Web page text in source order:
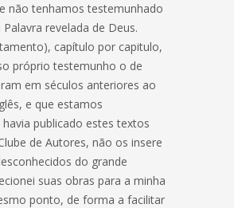
não tenhamos testemunhado
revelada de Deus.
capítulo por capitulo,
próprio testemunho o de
em séculos anteriores ao
e que estamos
publicado estes textos
de Autores, não os insere
do grande
suas obras para a minha
ponto, de forma a facilitar